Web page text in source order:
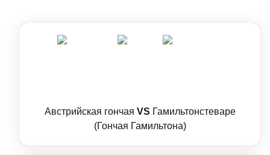
Австрийская гончая VS Гамильтонстеваре
(Гончая Гамильтона)